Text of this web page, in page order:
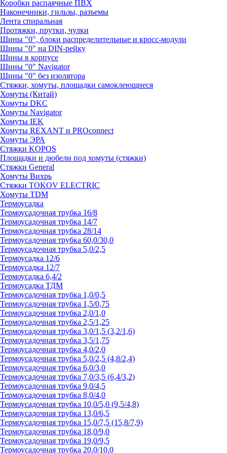
Коробки распаячные ПВХ
Наконечники, гильзы, разъемы
Лента спиральная
Протяжки, прутки, чулки
Шины "0", блоки распределительные и кросс-модули
Шины "0" на DIN-рейку
Шины в корпусе
Шины "0" Navigator
Шины "0" без изолятора
Стяжки, хомуты, площадки самоклеющиеся
Хомуты (Китай)
Хомуты DKC
Хомуты Navigator
Хомуты IEK
Хомуты REXANT и PROconnect
Хомуты ЭРА
Стяжки KOPOS
Площадки и дюбели под хомуты (стяжки)
Стяжки General
Хомуты Вихрь
Стяжки TOKOV ELECTRIC
Хомуты TDM
Термоусадка
Термоусадочная трубка 16/8
Термоусадочная трубка 14/7
Термоусадочная трубка 28/14
Термоусадочная трубка 60,0/30,0
Термоусадочная трубка 5,0/2,5
Термоусадка 12/6
Термоусадка 12/7
Термоусадка 6,4/2
Термоусадка ТДМ
Термоусадочная трубка 1,0/0,5
Термоусадочная трубка 1,5/0,75
Термоусадочная трубка 2,0/1,0
Термоусадочная трубка 2,5/1,25
Термоусадочная трубка 3,0/1,5 (3,2/1,6)
Термоусадочная трубка 3,5/1,75
Термоусадочная трубка 4,0/2,0
Термоусадочная трубка 5,0/2,5 (4,8/2,4)
Термоусадочная трубка 6,0/3,0
Термоусадочная трубка 7,0/3,5 (6,4/3,2)
Термоусадочная трубка 9,0/4,5
Термоусадочная трубка 8,0/4,0
Термоусадочная трубка 10,0/5,0 (9,5/4,8)
Термоусадочная трубка 13,0/6,5
Термоусадочная трубка 15,0/7,5 (15,8/7,9)
Термоусадочная трубка 18,0/9,0
Термоусадочная трубка 19,0/9,5
Термоусадочная трубка 20,0/10,0